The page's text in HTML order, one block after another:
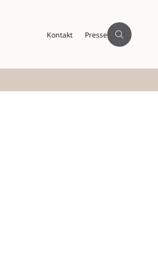
Kontakt Presse